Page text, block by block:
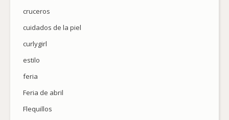
cruceros
cuidados de la piel
curlygirl
estilo
feria
Feria de abril
Flequillos